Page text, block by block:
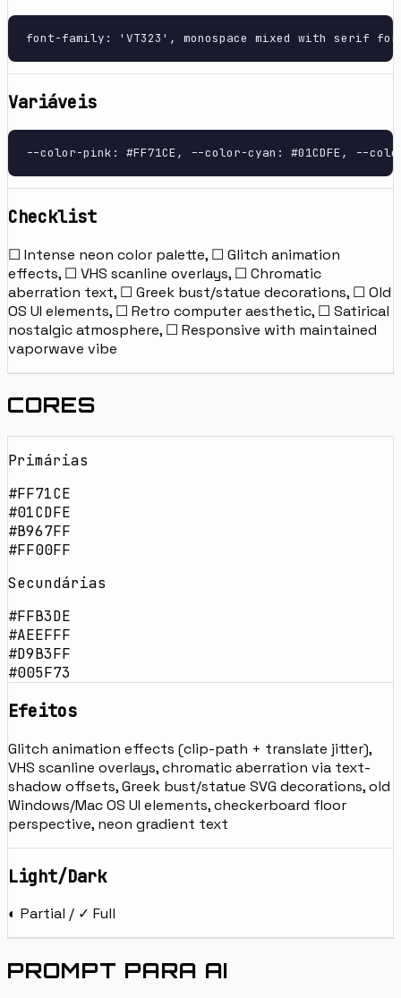
font-family: 'VT323', monospace mixed with serif for
Variáveis
--color-pink: #FF71CE, --color-cyan: #01CDFE, --
Checklist
☐ Intense neon color palette, ☐ Glitch animation
effects, ☐ VHS scanline overlays, ☐ Chromatic
aberration text, ☐ Greek bust/statue decorations, ☐ Old
OS UI elements, ☐ Retro computer aesthetic, ☐ Satirical
nostalgic atmosphere, ☐ Responsive with maintained
vaporwave vibe
CORES
Primárias
#FF71CE
#01CDFE
#B967FF
#FF00FF
Secundárias
#FFB3DE
#AEEFFF
#D9B3FF
#005F73
Efeitos
Glitch animation effects (clip-path + translate jitter),
VHS scanline overlays, chromatic aberration via text-
shadow offsets, Greek bust/statue SVG decorations, old
Windows/Mac OS UI elements, checkerboard floor
perspective, neon gradient text
Light/Dark
◐ Partial / ✓ Full
PROMPT PARA AI